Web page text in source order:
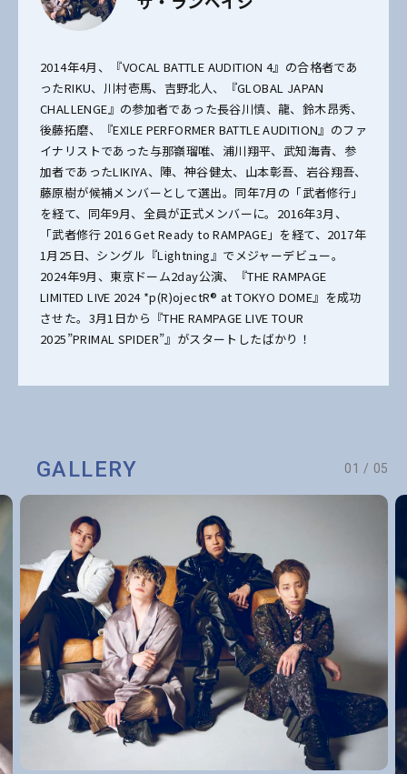
2014年4月、『VOCAL BATTLE AUDITION 4』の合格者であ
ったRIKU、川村壱馬、吉野北人、『GLOBAL JAPAN
CHALLENGE』の参加者であった長谷川慎、龍、鈴木昂秀、
後藤拓磨、『EXILE PERFORMER BATTLE AUDITION』のファ
イナリストであった与那嶺瑠唯、浦川翔平、武知海青、参
加者であったLIKIYA、陣、神谷健太、山本彰吾、岩谷翔吾、
藤原樹が候補メンバーとして選出。同年7月の「武者修行」
を経て、同年9月、全員が正式メンバーに。2016年3月、
「武者修行 2016 Get Ready to RAMPAGE」を経て、2017年
1月25日、シングル『Lightning』でメジャーデビュー。
2024年9月、東京ドーム2day公演、『THE RAMPAGE
LIMITED LIVE 2024 *p(R)ojectR® at TOKYO DOME』を成功
させた。3月1日から『THE RAMPAGE LIVE TOUR
2025”PRIMAL SPIDER”』がスタートしたばかり！
GALLERY 01 / 05